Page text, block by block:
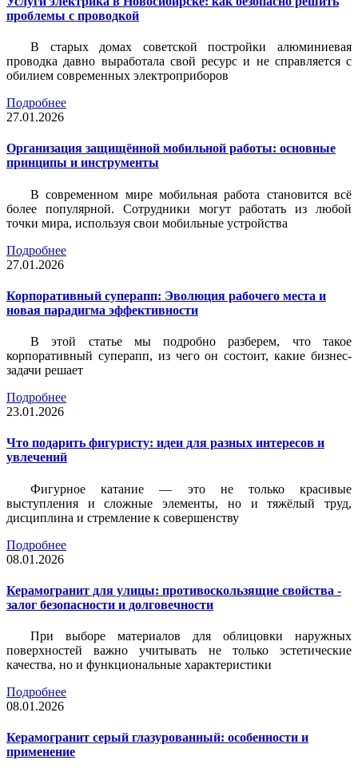
проблемы с проводкой
В старых домах советской постройки алюминиевая
проводка давно выработала свой ресурс и не справляется с
обилием современных электроприборов
Подробнее
27.01.2026
Организация защищённой мобильной работы: основные
принципы и инструменты
В современном мире мобильная работа становится всё
более популярной. Сотрудники могут работать из любой
точки мира, используя свои мобильные устройства
Подробнее
27.01.2026
Корпоративный суперапп: Эволюция рабочего места и
новая парадигма эффективности
В этой статье мы подробно разберем, что такое
корпоративный суперапп, из чего он состоит, какие бизнес-
задачи решает
Подробнее
23.01.2026
Что подарить фигуристу: идеи для разных интересов и
увлечений
Фигурное катание — это не только красивые
выступления и сложные элементы, но и тяжёлый труд,
дисциплина и стремление к совершенству
Подробнее
08.01.2026
Керамогранит для улицы: противоскользящие свойства -
залог безопасности и долговечности
При выборе материалов для облицовки наружных
поверхностей важно учитывать не только эстетические
качества, но и функциональные характеристики
Подробнее
08.01.2026
Керамогранит серый глазурованный: особенности и
применение